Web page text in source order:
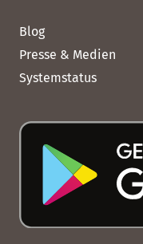
Blog
Presse & Medien
Systemstatus